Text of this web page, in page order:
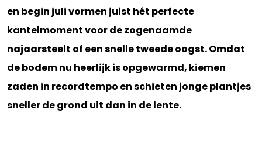
en begin juli vormen juist hét perfecte
kantelmoment voor de zogenaamde
najaarsteelt of een snelle tweede oogst. Omdat
de bodem nu heerlijk is opgewarmd, kiemen
zaden in recordtempo en schieten jonge plantjes
sneller de grond uit dan in de lente.